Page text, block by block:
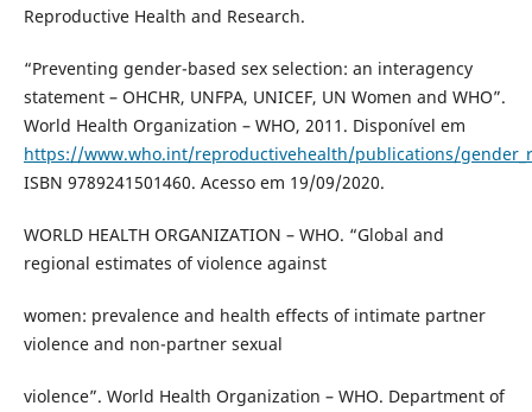
Reproductive Health and Research.
“Preventing gender-based sex selection: an interagency
statement – OHCHR, UNFPA, UNICEF, UN Women and WHO”.
World Health Organization – WHO, 2011. Disponível em
https://www.who.int/reproductivehealth/publications/
ISBN 9789241501460. Acesso em 19/09/2020.
WORLD HEALTH ORGANIZATION – WHO. “Global and
regional estimates of violence against
women: prevalence and health effects of intimate partner
violence and non-partner sexual
violence”. World Health Organization – WHO. Department of